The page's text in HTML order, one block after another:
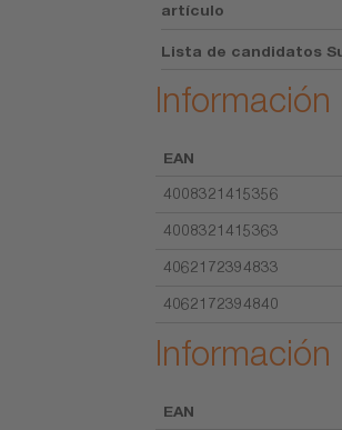
artículo
Lista de candidatos
EAN
4008321415356
4008321415363
4062172394833
4062172394840
EAN